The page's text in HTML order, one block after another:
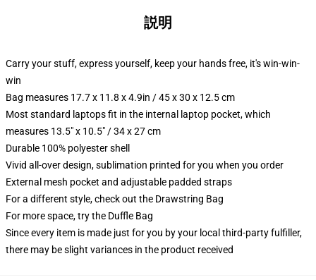
説明
Carry your stuff, express yourself, keep your hands free, it's win-win-
win
Bag measures 17.7 x 11.8 x 4.9in / 45 x 30 x 12.5 cm
Most standard laptops fit in the internal laptop pocket, which
measures 13.5" x 10.5" / 34 x 27 cm
Durable 100% polyester shell
Vivid all-over design, sublimation printed for you when you order
External mesh pocket and adjustable padded straps
For a different style, check out the Drawstring Bag
For more space, try the Duffle Bag
Since every item is made just for you by your local third-party fulfiller,
there may be slight variances in the product received